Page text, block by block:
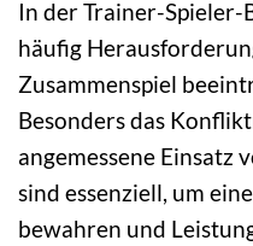
In der Trainer-Spieler-
häufig
Zusammenspiel
Besonders das
angemessene Einsatz
sind essenziell, um
bewahren und